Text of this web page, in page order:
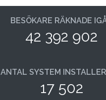
BESÖKARE RÄKNADE
42 392 902
ANTAL SYSTEM
17 502